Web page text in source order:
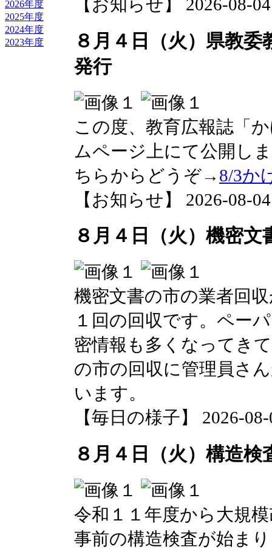
2026年度
2025年度
2024年度
2023年度
【お知らせ】 2026-08-
８月４日（火）県教
発行
この度、教育広報誌「
ムページ上にて公開し
ちらからどうぞ→ 8/3か
【お知らせ】 2026-08-
８月４日（火）機密文
機密文書の市の業者回
１回の回収です。ペー
密情報も多くなってき
の市の回収に管理員さ
います。
【毎日の様子】 2026-
８月４日（火）構造
令和１１年度から大規
事前の構造検査が始ま